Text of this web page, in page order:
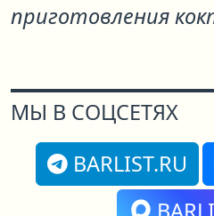
приготовления
МЫ В СОЦСЕТЯХ
BARLIST.RU